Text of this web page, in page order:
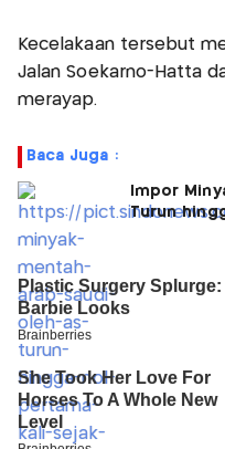
Kecelakaan tersebut
Jalan Soekarno-Hatta
merayap.
Baca Juga :
Impor
Turun